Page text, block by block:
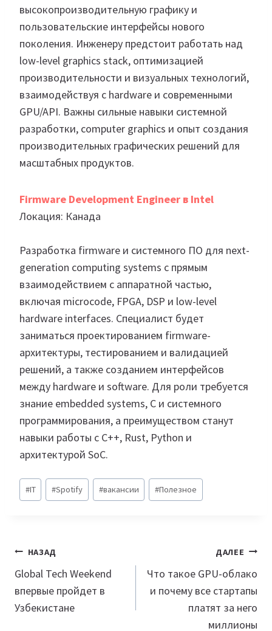
высокопроизводительную графику и
пользовательские интерфейсы нового
поколения. Инженеру предстоит работать над
low-level graphics stack, оптимизацией
производительности и визуальных технологий,
взаимодействуя с hardware и современными
GPU/API. Важны сильные навыки системной
разработки, computer graphics и опыт создания
производительных графических решений для
масштабных продуктов.
Firmware Development Engineer в Intel
Локация: Канада
Разработка firmware и системного ПО для next-
generation computing systems с прямым
взаимодействием с аппаратной частью,
включая microcode, FPGA, DSP и low-level
hardware interfaces. Специалист будет
заниматься проектированием firmware-
архитектуры, тестированием и валидацией
решений, а также созданием интерфейсов
между hardware и software. Для роли требуется
знание embedded systems, C и системного
программирования, а преимуществом станут
навыки работы с C++, Rust, Python и
архитектурой SoC.
Метки
записи:
#IT #Spotify #вакансии #Полезное
Навигация
по
записям
НАЗАД
Global Tech Weekend
впервые пройдет в
Узбекистане
ДАЛЕЕ
Что такое GPU-облако
и почему все стартапы
платят за него
миллионы